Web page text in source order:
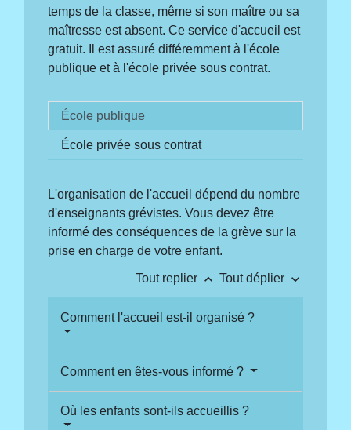
temps de la classe, même si son maître ou sa
maîtresse est absent. Ce service d'accueil est
gratuit. Il est assuré différemment à l'école
publique et à l'école privée sous contrat.
École publique
École privée sous contrat
L'organisation de l'accueil dépend du nombre
d'enseignants grévistes. Vous devez être
informé des conséquences de la grève sur la
prise en charge de votre enfant.
Tout replier keyboard_arrow_up Tout déplier keyboard_arrow_down
Comment l'accueil est-il organisé ?
Comment en êtes-vous informé ?
Où les enfants sont-ils accueillis ?